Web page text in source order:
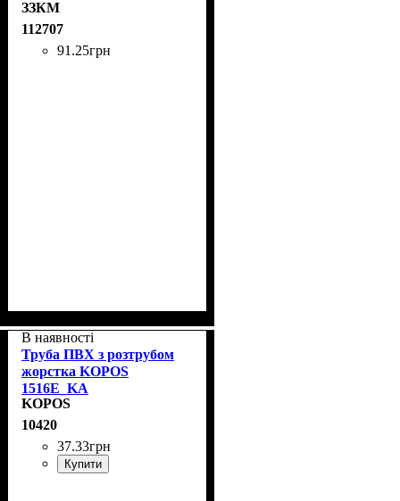
ЗЗКМ
112707
91 .25грн
В наявності
Труба ПВХ з розтрубом
жорстка KOPOS
1516E_KA
KOPOS
10420
37.33грн
Купити